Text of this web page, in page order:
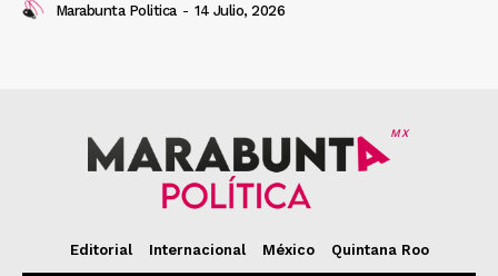
Marabunta Politica - 14 Julio, 2026
MX
Editorial Internacional México Quintana Roo